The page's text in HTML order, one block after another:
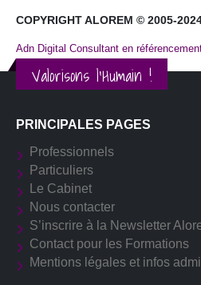
COPYRIGHT ALOREM © 2005-
Adn Digital Consultant en
Valorisons l'Humain !
PRINCIPALES PAGES
Professionnels
Particuliers
Le Cabinet
Nous contacter
S’inscrire à la Newsletter
Contact pour les Formations
Mentions légales et infos